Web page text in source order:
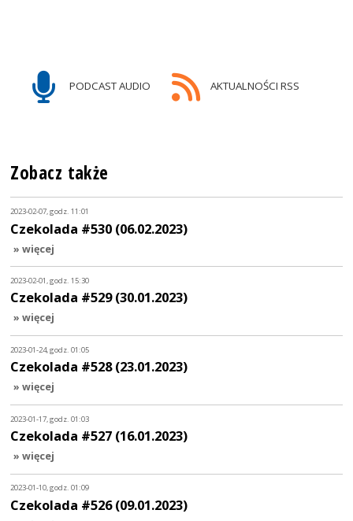
PODCAST AUDIO AKTUALNOŚCI RSS
Zobacz także
2023-02-07, godz. 11:01
Czekolada #530 (06.02.2023)
» więcej
2023-02-01, godz. 15:30
Czekolada #529 (30.01.2023)
» więcej
2023-01-24, godz. 01:05
Czekolada #528 (23.01.2023)
» więcej
2023-01-17, godz. 01:03
Czekolada #527 (16.01.2023)
» więcej
2023-01-10, godz. 01:09
Czekolada #526 (09.01.2023)